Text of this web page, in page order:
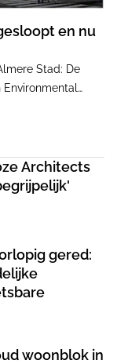
en nu
Stad: De
en een ingenieus
het in haar
Architects
gered:
woonblok in